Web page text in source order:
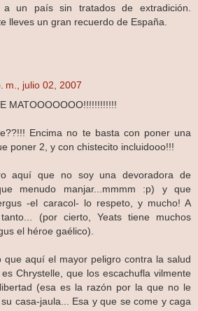
un país sin tratados de extradición.
lleves un gran recuerdo de España.
m., julio 02, 2007
MATOOOOOOO!!!!!!!!!!!!
Encima no te basta con poner una
poner 2, y con chistecito incluidooo!!!
aquí que no soy una devoradora de
menudo manjar...mmmm :p) y que
-el caracol- lo respeto, y mucho! A
(por cierto, Yeats tiene muchos
el héroe gaélico).
que aquí el mayor peligro contra la salud
Chrystelle, que los escachufla vilmente
(esa es la razón por la que no le
casa-jaula... Esa y que se come y caga